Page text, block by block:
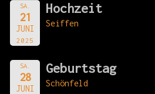
SA.
21
JUNI
2025
Hochzeit
Seiffen
SA.
28
JUNI
Geburtstag
Schönfeld